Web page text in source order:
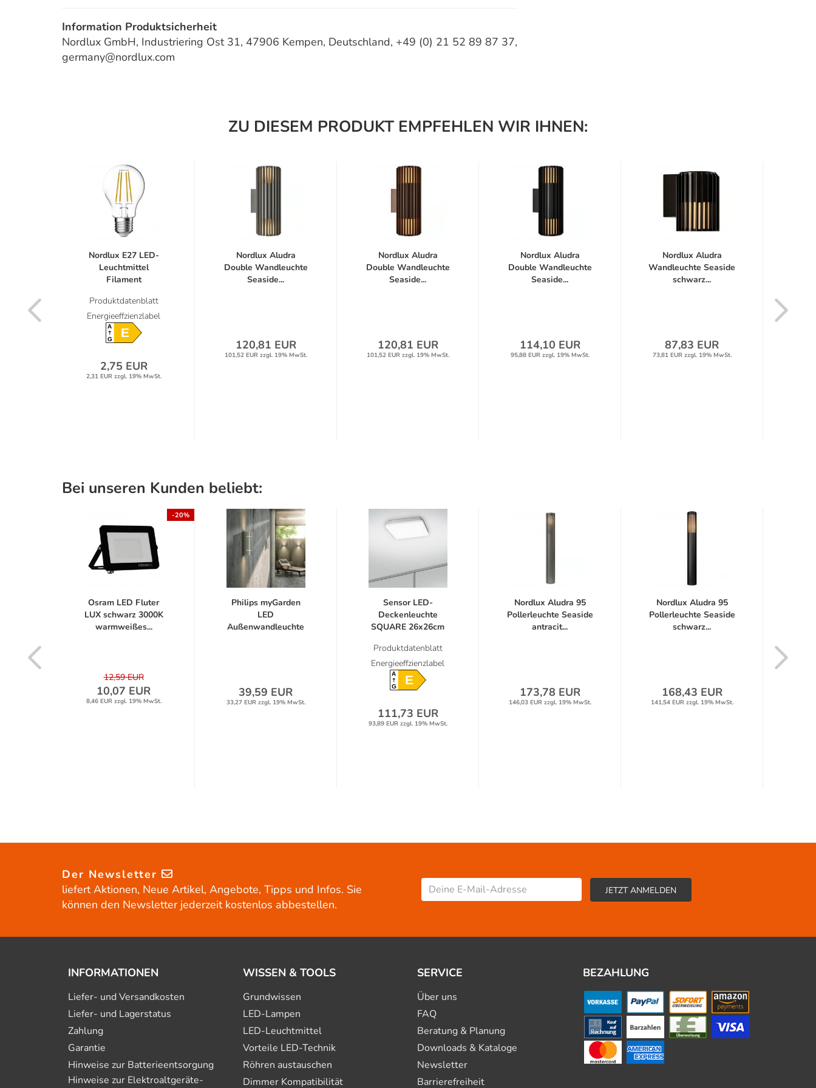
Information Produktsicherheit
Nordlux GmbH, Industriering Ost 31, 47906 Kempen, Deutschland, +49 (0) 21 52 89 87 37,
germany@nordlux.com
ZU DIESEM PRODUKT EMPFEHLEN WIR IHNEN:
Nordlux E27 LED-
Leuchtmittel
Filament
Produktdatenblatt
Energieeffzienzlabel
A
GE
2,75 EUR
2,31 EUR zzgl. 19% MwSt.
Nordlux Aludra
Double Wandleuchte
Seaside...
120,81 EUR
101,52 EUR zzgl. 19% MwSt.
Nordlux Aludra
Double Wandleuchte
Seaside...
120,81 EUR
101,52 EUR zzgl. 19% MwSt.
Nordlux Aludra
Double Wandleuchte
Seaside...
114,10 EUR
95,88 EUR zzgl. 19% MwSt.
Nordlux Aludra
Wandleuchte Seaside
schwarz...
87,83 EUR
73,81 EUR zzgl. 19% MwSt.
Bei unseren Kunden beliebt:
-20%
Osram LED Fluter
LUX schwarz 3000K
warmweißes...
12,59 EUR
10,07 EUR
8,46 EUR zzgl. 19% MwSt.
Philips myGarden
LED
Außenwandleuchte
39,59 EUR
33,27 EUR zzgl. 19% MwSt.
Sensor LED-
Deckenleuchte
SQUARE 26x26cm
Produktdatenblatt
Energieeffzienzlabel
A
GE
111,73 EUR
93,89 EUR zzgl. 19% MwSt.
Nordlux Aludra 95
Pollerleuchte Seaside
antracit...
173,78 EUR
146,03 EUR zzgl. 19% MwSt.
Nordlux Aludra 95
Pollerleuchte Seaside
schwarz...
168,43 EUR
141,54 EUR zzgl. 19% MwSt.
Der Newsletter
liefert Aktionen, Neue Artikel, Angebote, Tipps und Infos. Sie
können den Newsletter jederzeit kostenlos abbestellen.
INFORMATIONEN
Liefer- und Versandkosten
Liefer- und Lagerstatus
Zahlung
Garantie
Hinweise zur Batterie­entsorgung
Hinweise zur Elektro­altgeräte­
WISSEN & TOOLS
Grundwissen
LED-Lampen
LED-Leuchtmittel
Vorteile LED-Technik
Röhren austauschen
Dimmer Kompatibilität
SERVICE
Über uns
FAQ
Beratung & Planung
Downloads & Kataloge
Newsletter
Barrierefreiheit
BEZAHLUNG